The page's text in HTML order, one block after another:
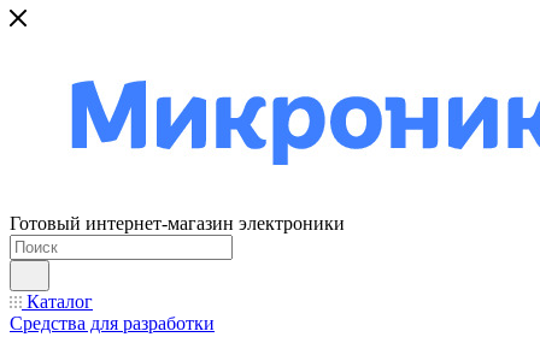
Готовый интернет-магазин электроники
Каталог
Средства для разработки